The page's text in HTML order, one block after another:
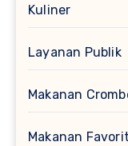
Kuliner
Layanan Publik
Makanan
Makanan Favorit